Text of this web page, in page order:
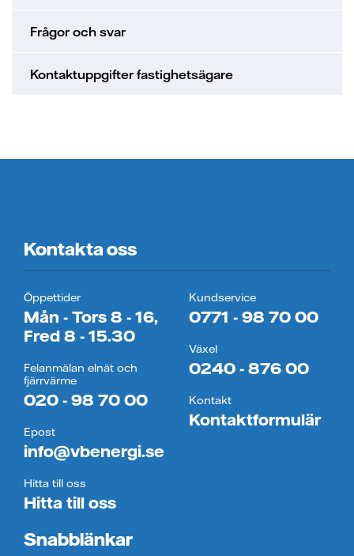
Frågor och svar
Kontaktuppgifter fastighetsägare
Kontakta oss
Öppettider
Mån - Tors 8 - 16,
Fred 8 - 15.30
Felanmälan elnät och
fjärrvärme
020 - 98 70 00
Epost
info@vbenergi.se
Hitta till oss
Hitta till oss
Kundservice
0771 - 98 70 00
Växel
0240 - 876 00
Kontakt
Kontaktformulär
Snabblänkar